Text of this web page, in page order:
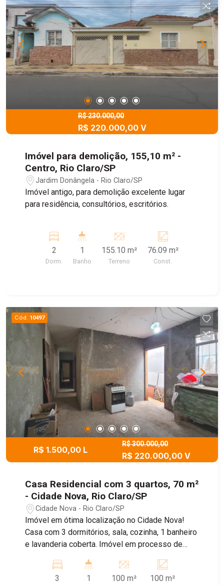
R$ 230.000,00
R$ 220.000,00 V
Imóvel para demolição, 155,10 m² -
Centro, Rio Claro/SP
Jardim Donângela - Rio Claro/SP
Imóvel antigo, para demolição excelente lugar
para residência, consultórios, escritórios.
2
Dorm.
1
Banho
155.10 m²
Terreno
76.09 m²
Const.
Cód. 10497
R$ 1.500,00 L
R$ 300.000,00
R$ 220.000,00 V
Casa Residencial com 3 quartos, 70 m²
- Cidade Nova, Rio Claro/SP
Cidade Nova - Rio Claro/SP
Imóvel em ótima localização no Cidade Nova!
Casa com 3 dormitórios, sala, cozinha, 1 banheiro
e lavanderia coberta. Imóvel em processo de
3 1 100 m² 100 m²